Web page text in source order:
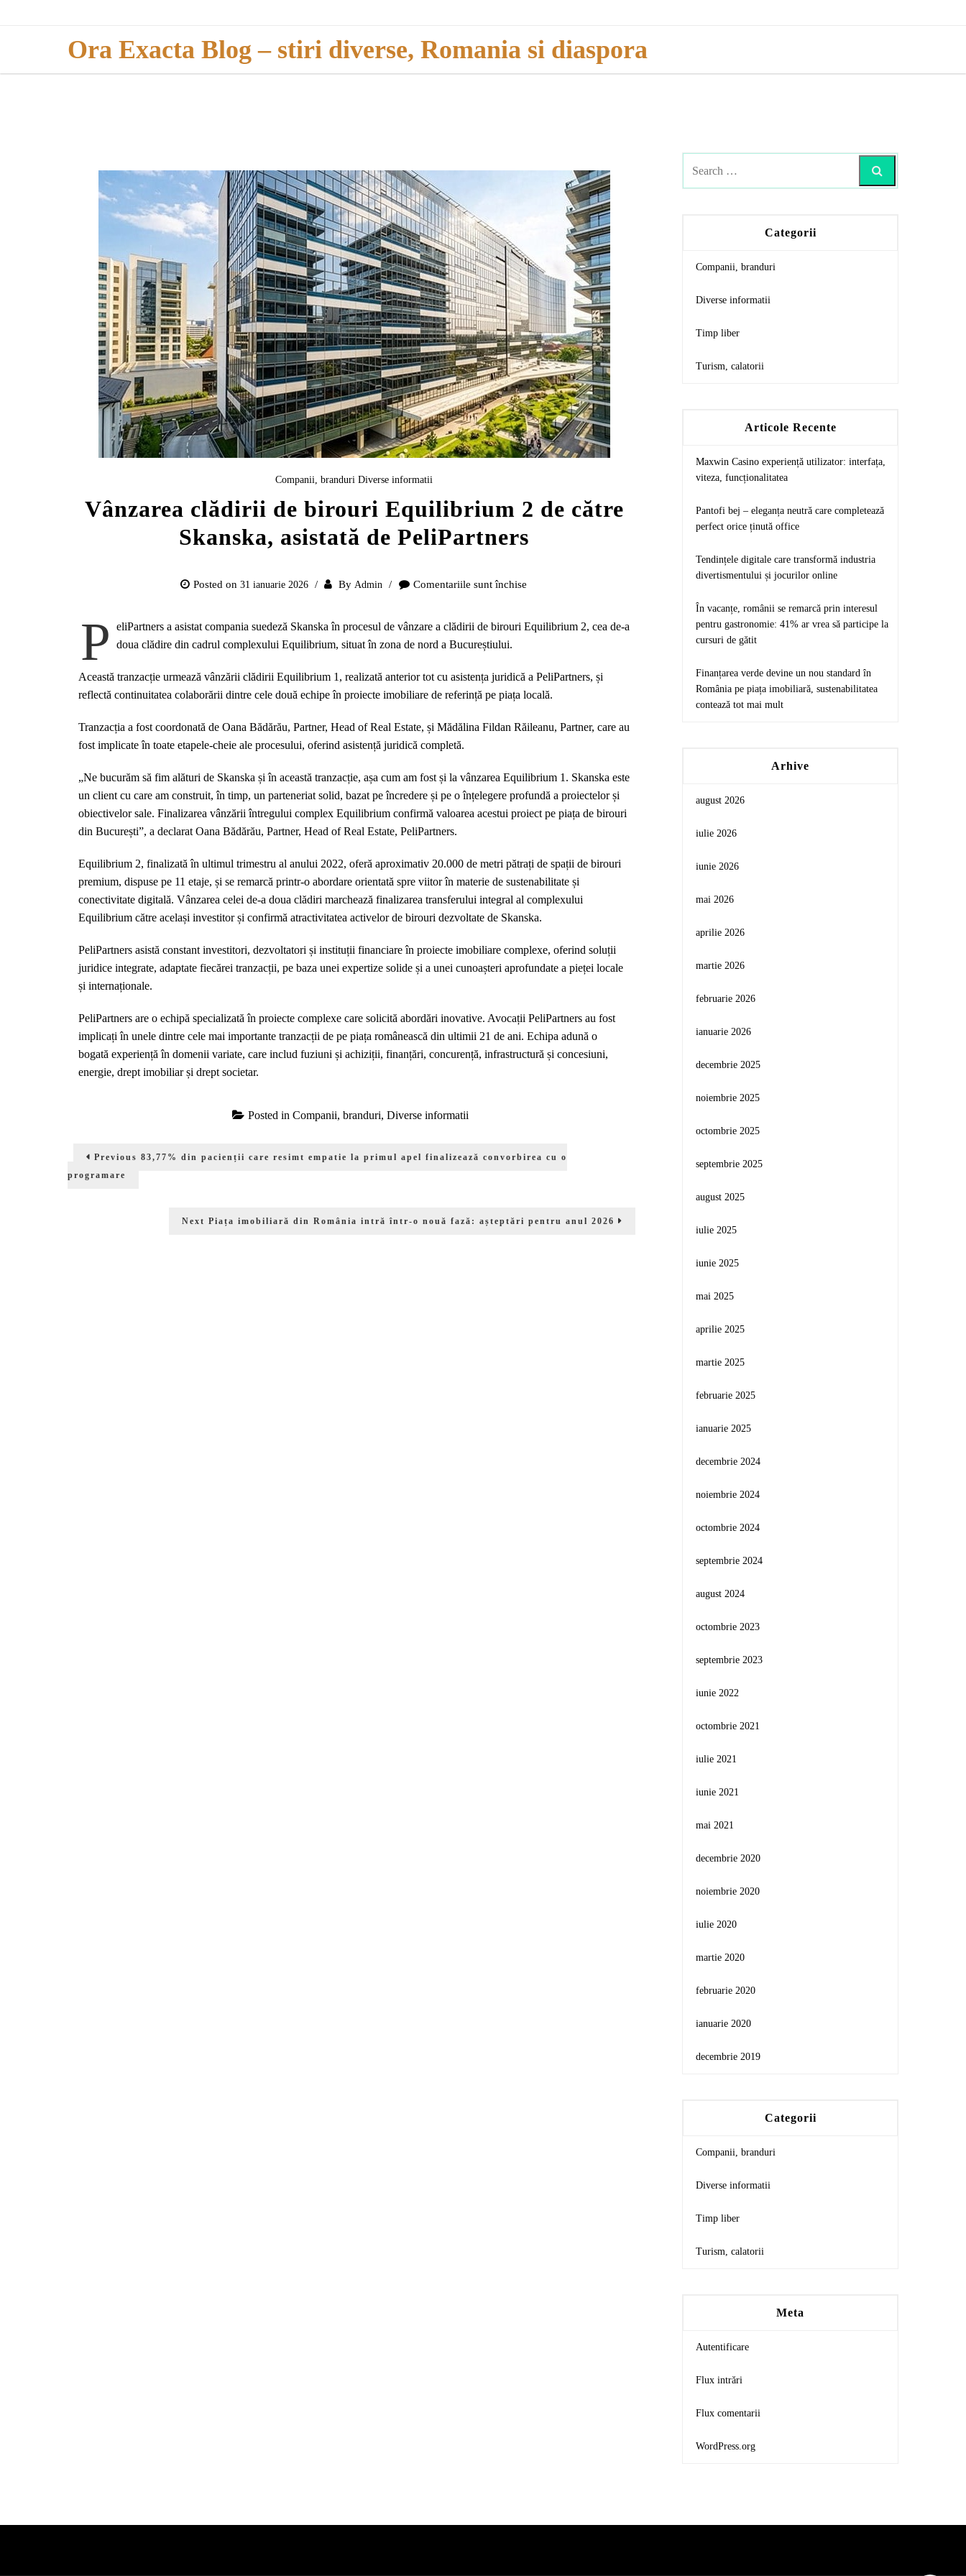
Ora Exacta Blog – stiri diverse, Romania si diaspora
Companii, branduri Diverse informatii
Vânzarea clădirii de birouri Equilibrium 2 de către
Skanska, asistată de PeliPartners
Posted on 31 ianuarie 2026 By Admin Comentariile sunt închise
clădirii
Equilibrium
către
de
PeliPartners
P
eliPartners a asistat compania suedeză Skanska în procesul de vânzare a clădirii de birouri Equilibrium 2, cea de-a
doua clădire din cadrul complexului Equilibrium, situat în zona de nord a Bucureștiului.
Această tranzacție urmează vânzării clădirii Equilibrium 1, realizată anterior tot cu asistența juridică a PeliPartners, și
reflectă continuitatea colaborării dintre cele două echipe în proiecte imobiliare de referință pe piața locală.
Tranzacția a fost coordonată de Oana Bădărău, Partner, Head of Real Estate, și Mădălina Fildan Răileanu, Partner, care au
fost implicate în toate etapele-cheie ale procesului, oferind asistență juridică completă.
„Ne bucurăm să fim alături de Skanska și în această tranzacție, așa cum am fost și la vânzarea Equilibrium 1. Skanska este
un client cu care am construit, în timp, un parteneriat solid, bazat pe încredere și pe o înțelegere profundă a proiectelor și
obiectivelor sale. Finalizarea vânzării întregului complex Equilibrium confirmă valoarea acestui proiect pe piața de birouri
din București”, a declarat Oana Bădărău, Partner, Head of Real Estate, PeliPartners.
Equilibrium 2, finalizată în ultimul trimestru al anului 2022, oferă aproximativ 20.000 de metri pătrați de spații de birouri
premium, dispuse pe 11 etaje, și se remarcă printr-o abordare orientată spre viitor în materie de sustenabilitate și
conectivitate digitală. Vânzarea celei de-a doua clădiri marchează finalizarea transferului integral al complexului
Equilibrium către același investitor și confirmă atractivitatea activelor de birouri dezvoltate de Skanska.
PeliPartners asistă constant investitori, dezvoltatori și instituții financiare în proiecte imobiliare complexe, oferind soluții
juridice integrate, adaptate fiecărei tranzacții, pe baza unei expertize solide și a unei cunoașteri aprofundate a pieței locale
și internaționale.
PeliPartners are o echipă specializată în proiecte complexe care solicită abordări inovative. Avocații PeliPartners au fost
implicați în unele dintre cele mai importante tranzacții de pe piața românească din ultimii 21 de ani. Echipa adună o
bogată experiență în domenii variate, care includ fuziuni și achiziții, finanțări, concurență, infrastructură și concesiuni,
energie, drept imobiliar și drept societar.
Posted inCompanii, branduri,Diverse informatii
în
Previous Previous
83,77% din pacienții care resimt empatie la primul apel finalizează convorbirea cu o
programare
Next Next
Piața imobiliară din România intră într-o nouă fază: așteptări pentru anul 2026
Categorii
Companii, branduri
Diverse informatii
Timp liber
Turism, calatorii
Articole Recente
Maxwin Casino experiență utilizator: interfața,
viteza, funcționalitatea
Pantofi bej – eleganța neutră care completează
perfect orice ținută office
Tendințele digitale care transformă industria
divertismentului și jocurilor online
În vacanțe, românii se remarcă prin interesul
pentru gastronomie: 41% ar vrea să participe la
cursuri de gătit
Finanțarea verde devine un nou standard în
România pe piața imobiliară, sustenabilitatea
contează tot mai mult
Arhive
august 2026
iulie 2026
iunie 2026
mai 2026
aprilie 2026
martie 2026
februarie 2026
ianuarie 2026
decembrie 2025
noiembrie 2025
octombrie 2025
septembrie 2025
august 2025
iulie 2025
iunie 2025
mai 2025
aprilie 2025
martie 2025
februarie 2025
ianuarie 2025
decembrie 2024
noiembrie 2024
octombrie 2024
septembrie 2024
august 2024
octombrie 2023
septembrie 2023
iunie 2022
octombrie 2021
iulie 2021
iunie 2021
mai 2021
decembrie 2020
noiembrie 2020
iulie 2020
martie 2020
februarie 2020
ianuarie 2020
decembrie 2019
Categorii
Companii, branduri
Diverse informatii
Timp liber
Turism, calatorii
Meta
Autentificare
Flux intrări
Flux comentarii
WordPress.org